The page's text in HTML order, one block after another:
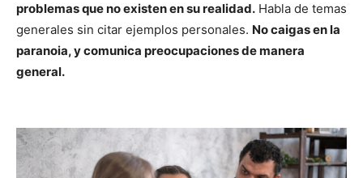
problemas que no existen en su realidad. Habla de temas
generales sin citar ejemplos personales. No caigas en la
paranoia, y comunica preocupaciones de manera
general.